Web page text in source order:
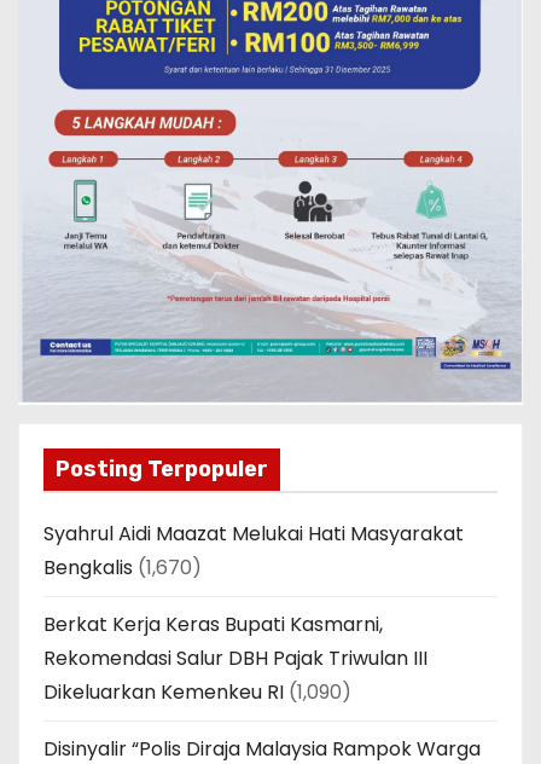
Posting Terpopuler
Syahrul Aidi Maazat Melukai Hati Masyarakat
Bengkalis (1,670)
Berkat Kerja Keras Bupati Kasmarni,
Rekomendasi Salur DBH Pajak Triwulan III
Dikeluarkan Kemenkeu RI (1,090)
Disinyalir “Polis Diraja Malaysia Rampok Warga